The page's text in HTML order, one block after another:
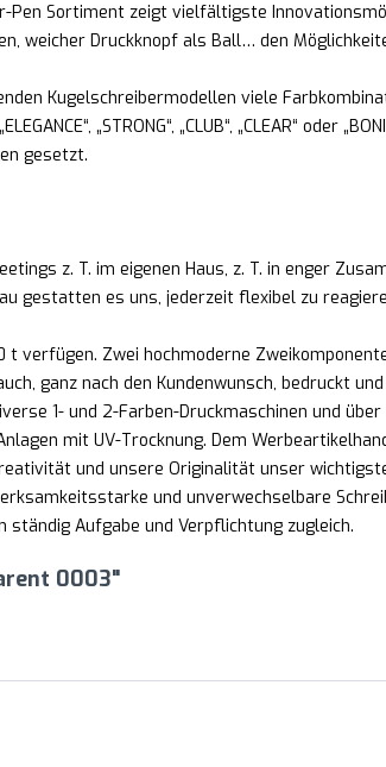
Pen Sortiment zeigt vielfältigste
weicher Druckknopf als Ball… den
Kugelschreibermodellen viele
„STRONG“, „CLUB“, „CLEAR“ oder
gesetzt.
z. T. im eigenen Haus, z. T. in enger
gestatten es uns, jederzeit flexibel zu
verfügen. Zwei hochmoderne
ganz nach den Kundenwunsch, bedruckt
1- und 2-Farben-Druckmaschinen und
mit UV-Trocknung. Dem
und unsere Originalität unser
und unverwechselbare
Aufgabe und Verpflichtung zugleich.
0003"